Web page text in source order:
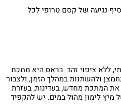
נגיעה של קסם טרופי לכל
ללא ציפוי זהב. בראס היא מתכת
ולהשתנות במהלך הזמן, ולצבור
את המתכת מחדש, בעדינות, בעזרת
לימון מהול במים. יש להקפיד